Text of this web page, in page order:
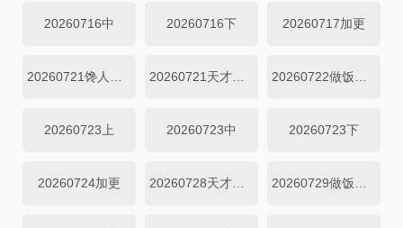
20260716中 20260716下 20260717加更
20260721天才厨房
20260723上 20260723中 20260723下
20260724加更 20260728天才厨房